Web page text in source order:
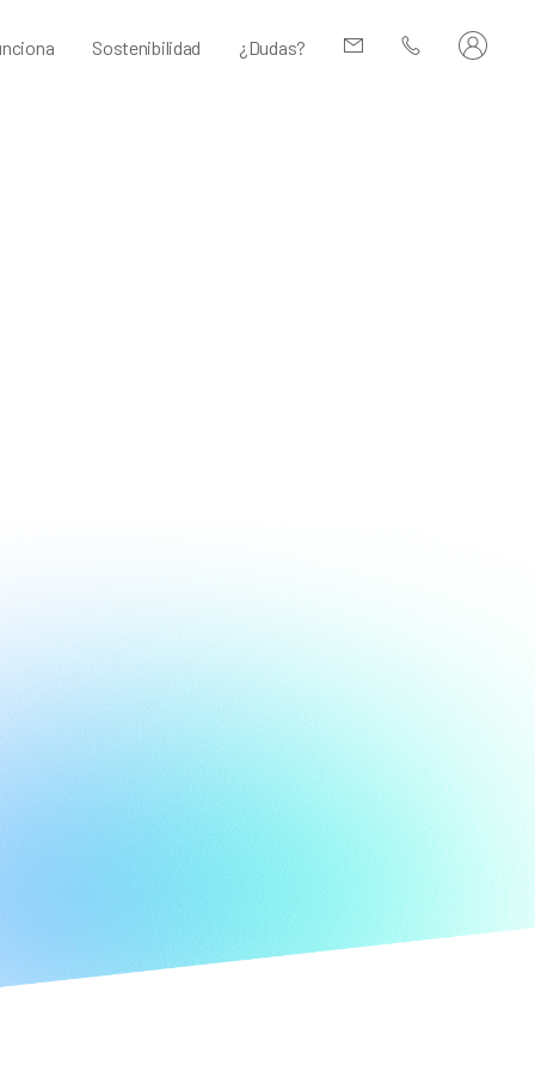
Sostenibilidad ¿Dudas?